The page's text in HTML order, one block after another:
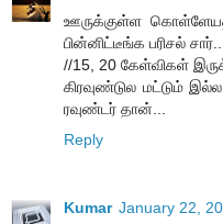
ஊருக்குள்ள
பின்னிட்டீங்க பரிசல் சார்...
//15, 20 கேள்விகள்
கிரவுண்டுல மட்டும்
ரவுண்டர் தான்...
Reply
Kumar January 22,